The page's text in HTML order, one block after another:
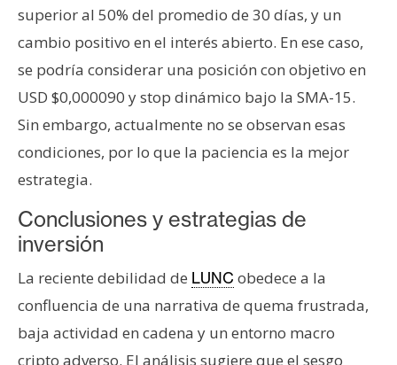
superior al 50% del promedio de 30 días, y un
cambio positivo en el interés abierto. En ese caso,
se podría considerar una posición con objetivo en
USD $0,000090 y stop dinámico bajo la SMA-15.
Sin embargo, actualmente no se observan esas
condiciones, por lo que la paciencia es la mejor
estrategia.
Conclusiones y estrategias de
inversión
La reciente debilidad de LUNC obedece a la
confluencia de una narrativa de quema frustrada,
baja actividad en cadena y un entorno macro
cripto adverso. El análisis sugiere que el sesgo